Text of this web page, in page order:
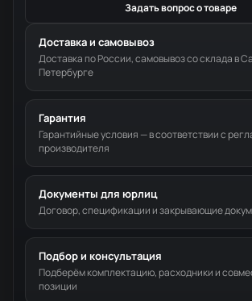
Задать вопрос о товаре
Доставка и самовывоз
Доставка по России, самовывоз со склада в
Петербурге
Гарантия
Гарантийные условия — в соответствии с
производителя
Документы для юрлиц
Договор, спецификации и закрывающие
Подбор и консультация
Подберём комплектацию, расходники и
позиции